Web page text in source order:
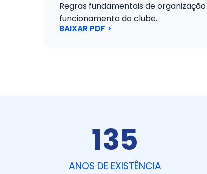
Regras fundamentais de
funcionamento do clube.
BAIXAR PDF >
ANOS DE EXISTÊNCIA
135